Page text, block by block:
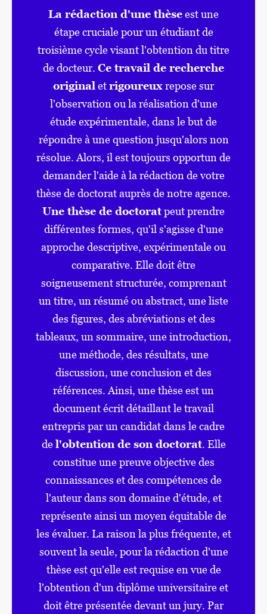
La rédaction d'une thèseest une
étape cruciale pour un étudiant de
troisième cycle visant l'obtention du titre
de docteur. Ce travail de recherche
original etrigoureuxrepose sur
l'observation ou la réalisation d'une
étude expérimentale, dans le but de
répondre à une question jusqu'alors non
résolue. Alors, il est toujours opportun de
demander l'aide à la rédaction de votre
thèse de doctorat auprès de notre agence.
Une thèse de doctoratpeut prendre
différentes formes, qu'il s'agisse d'une
approche descriptive, expérimentale ou
comparative. Elle doit être
soigneusement structurée, comprenant
un titre, un résumé ou abstract, une liste
des figures, des abréviations et des
tableaux, un sommaire, une introduction,
une méthode, des résultats, une
discussion, une conclusion et des
références. Ainsi, une thèse est un
document écrit détaillant le travail
entrepris par un candidat dans le cadre
del'obtention de son doctorat. Elle
constitue une preuve objective des
connaissances et des compétences de
l'auteur dans son domaine d'étude, et
représente ainsi un moyen équitable de
les évaluer. La raison la plus fréquente, et
souvent la seule, pour la rédaction d'une
thèse est qu'elle est requise en vue de
l'obtention d'un diplôme universitaire et
doit être présentée devant un jury. Par